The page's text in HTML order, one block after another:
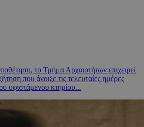
το Τμήμα Αρχαιοτήτων επιχειρεί
που άνοιξε τις τελευταίες ημέρες
υφιστάμενου κτηρίου...